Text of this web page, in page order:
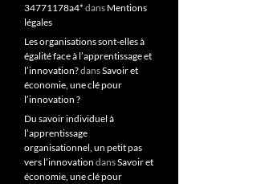
34771178a4* dans Mentions
légales
Les organisations sont-elles à
égalité face à l’apprentissage et
l’innovation?dansSavoir et
économie, une clé pour
l’innovation ?
Du savoir individuel à
l’apprentissage
organisationnel, un petit pas
vers l’innovation dansSavoir et
économie, une clé pour